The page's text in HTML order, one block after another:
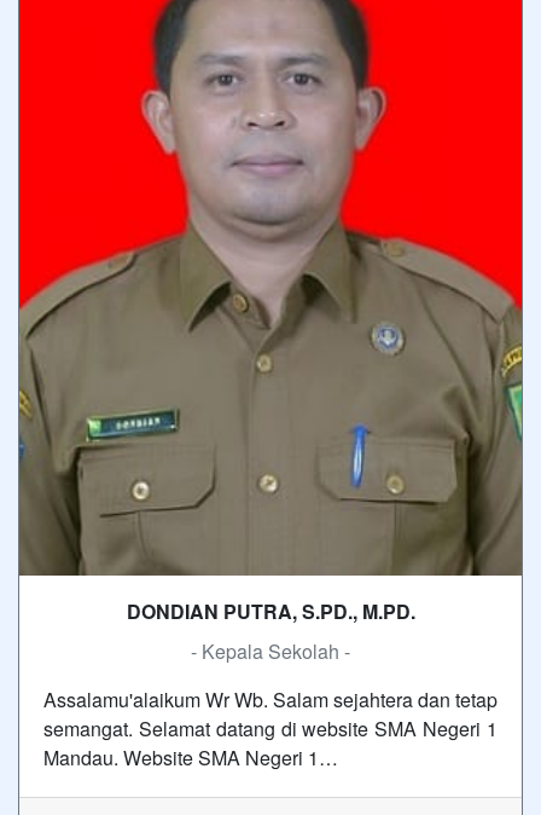
DONDIAN PUTRA, S.PD., M.PD.
- Kepala Sekolah -
Assalamu'alaikum Wr Wb. Salam sejahtera dan tetap
semangat. Selamat datang di website SMA Negeri 1
Mandau. Website SMA Negeri 1…